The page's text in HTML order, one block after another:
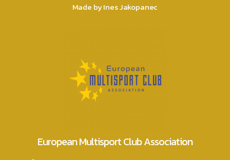
Made by Ines Jakopanec
European Multisport Club Association